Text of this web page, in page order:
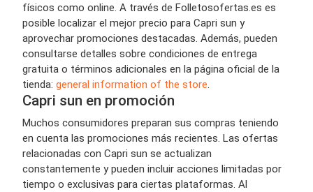
físicos como online. A través de Folletosofertas.es es
posible localizar el mejor precio para Capri sun y
aprovechar promociones destacadas. Además, pueden
consultarse detalles sobre condiciones de entrega
gratuita o términos adicionales en la página oficial de la
tienda: general information of the store.
Capri sun en promoción
Muchos consumidores preparan sus compras teniendo
en cuenta las promociones más recientes. Las ofertas
relacionadas con Capri sun se actualizan
constantemente y pueden incluir acciones limitadas por
tiempo o exclusivas para ciertas plataformas. Al